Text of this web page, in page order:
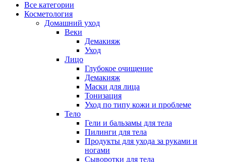
Все категории
Косметология
Домашний уход
Веки
Демакияж
Уход
Лицо
Глубокое очищение
Демакияж
Маски для лица
Тонизация
Уход по типу кожи и проблеме
Тело
Гели и бальзамы для тела
Пилинги для тела
Продукты для ухода за руками и
ногами
Сыворотки для тела